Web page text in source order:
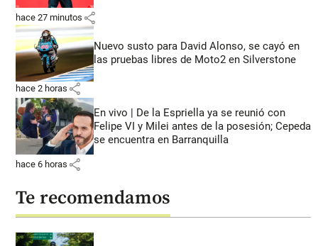
hace 27 minutos share
Nuevo susto para David Alonso, se cayó en
las pruebas libres de Moto2 en Silverstone
hace 2 horas share
En vivo | De la Espriella ya se reunió con
Felipe VI y Milei antes de la posesión; Cepeda
se encuentra en Barranquilla
hace 6 horas share
Te recomendamos